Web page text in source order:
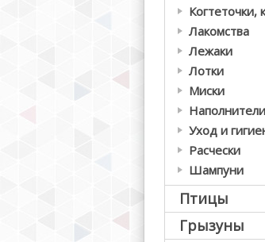
Когтеточки,
Лакомства
Лежаки
Лотки
Миски
Наполнители
Уход и
Расчески
Шампуни
Птицы
Грызуны